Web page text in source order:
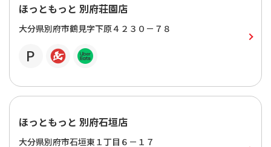
ほっともっと 別府荘園店
大分県別府市鶴見字下原４２３０－７８
ほっともっと 別府石垣店
大分県別府市石垣東１丁目６－１７